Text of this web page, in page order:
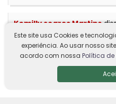
Kemilly soares Martins
20 de março de 2025 às 00:10
Este site usa Cookies e
experiência. Ao usar nosso
acordo com nossa Política